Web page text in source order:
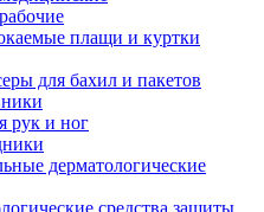
плащи и куртки
для бахил и пакетов
рук и ног
дерматологические
средства защиты